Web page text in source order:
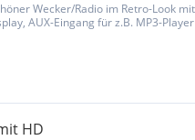
Wecker/Radio im Retro-Look mit
AUX-Eingang für z.B. MP3-
HD